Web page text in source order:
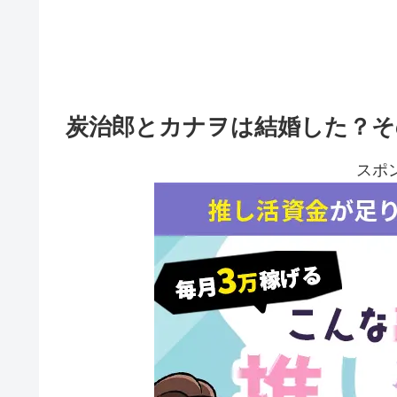
炭治郎とカナヲは結婚した？
スポ